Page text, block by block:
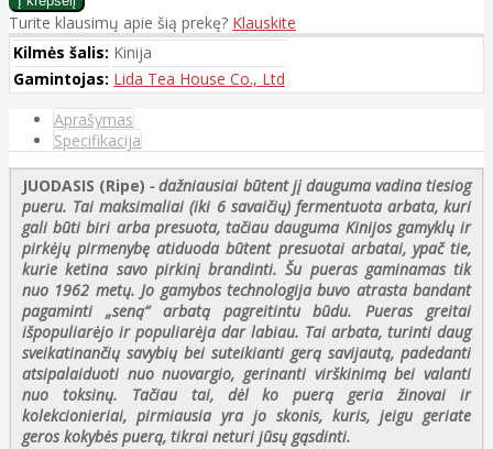
Turite klausimų apie šią prekę? Klauskite
Kilmės šalis: Kinija
Gamintojas: Lida Tea House Co., Ltd
Aprašymas
Specifikacija
JUODASIS (Ripe) - dažniausiai būtent jį dauguma vadina tiesiog
pueru. Tai maksimaliai (iki 6 savaičių) fermentuota arbata, kuri
gali būti biri arba presuota, tačiau dauguma Kinijos gamyklų ir
pirkėjų pirmenybę atiduoda būtent presuotai arbatai, ypač tie,
kurie ketina savo pirkinį brandinti. Šu pueras gaminamas tik
nuo 1962 metų. Jo gamybos technologija buvo atrasta bandant
pagaminti „seną“ arbatą pagreitintu būdu. Pueras greitai
išpopuliarėjo ir populiarėja dar labiau. Tai arbata, turinti daug
sveikatinančių savybių bei suteikianti gerą savijautą, padedanti
atsipalaiduoti nuo nuovargio, gerinanti virškinimą bei valanti
nuo toksinų. Tačiau tai, dėl ko puerą geria žinovai ir
kolekcionieriai, pirmiausia yra jo skonis, kuris, jeigu geriate
geros kokybės puerą, tikrai neturi jūsų gąsdinti.